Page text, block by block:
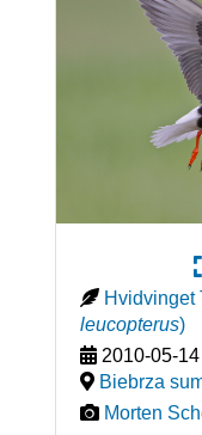
Hvidvinget
leucopterus)
2010-05-14
Biebrza
Morten